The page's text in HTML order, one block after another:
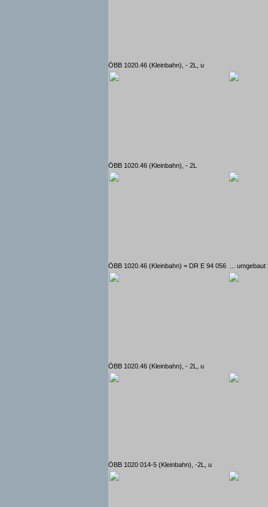
ÖBB 1020.46 (Kleinbahn), - 2L, u
ÖBB 1020.46 (Kleinbahn), - 2L
ÖBB 1020.46 (Kleinbahn) = DR E 94 056 ... umgebaut
ÖBB 1020.46 (Kleinbahn), - 2L, u
ÖBB 1020 014-5 (Kleinbahn), -2L, u